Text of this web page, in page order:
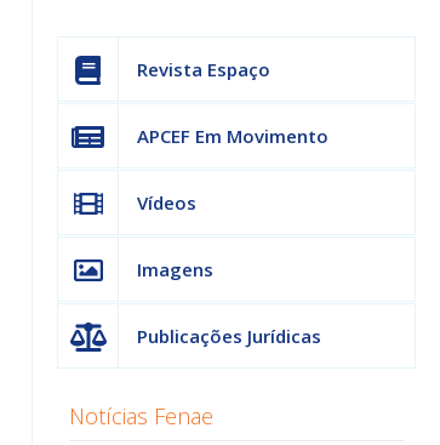
Revista Espaço
APCEF Em Movimento
Vídeos
Imagens
Publicações Jurídicas
Notícias Fenae